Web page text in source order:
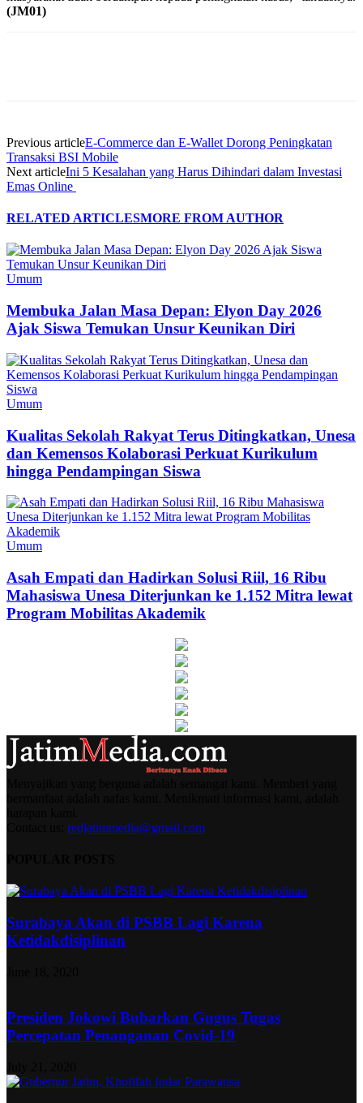
(JM01)
Previous articleE-Commerce dan E-Wallet Dorong Peningkatan
Transaksi BSI Mobile
Next articleIni 5 Kesalahan yang Harus Dihindari dalam Investasi
Emas Online
RELATED ARTICLESMORE FROM AUTHOR
Umum
Membuka Jalan Masa Depan: Elyon Day 2026
Ajak Siswa Temukan Unsur Keunikan Diri
Umum
Kualitas Sekolah Rakyat Terus Ditingkatkan, Unesa
dan Kemensos Kolaborasi Perkuat Kurikulum
hingga Pendampingan Siswa
Umum
Asah Empati dan Hadirkan Solusi Riil, 16 Ribu
Mahasiswa Unesa Diterjunkan ke 1.152 Mitra lewat
Program Mobilitas Akademik
redjatimmedia@gmail.com
Surabaya Akan di PSBB Lagi Karena
Ketidakdisiplinan
Presiden Jokowi Bubarkan Gugus Tugas
Percepatan Penanganan Covid-19